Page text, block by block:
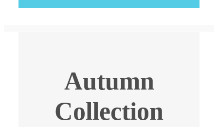
Autumn
Collection